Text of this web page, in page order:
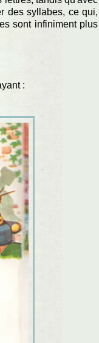
des syllabes, ce qui,
sont infiniment plus
: